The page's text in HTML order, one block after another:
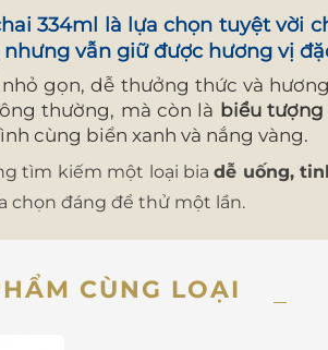
334ml là lựa chọn tuyệt vời
vẫn giữ được hương vị
gọn, dễ thưởng thức và
thường, mà còn là biểu tượng
cùng biển xanh và nắng vàng.
tìm kiếm một loại biadễ uống,
chọn đáng để thử một lần.
CÙNG LOẠI